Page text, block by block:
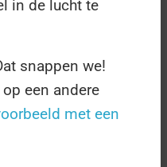
allerlei
de huidige staat
in de lucht te
snappen we!
een andere
met een